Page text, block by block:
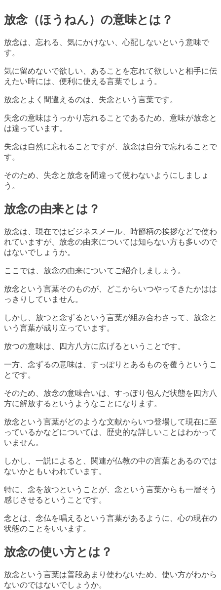
放念（ほうねん）の意味とは？
放念は、忘れる、気にかけない、心配しないという意味で
す。
気に留めないで欲しい、あることを忘れて欲しいと相手に伝
えたい時には、便利に使える言葉でしょう。
放念とよく間違えるのは、失念という言葉です。
失念の意味はうっかり忘れることであるため、意味が放念と
は違っています。
失念は自然に忘れることですが、放念は自分で忘れることで
す。
そのため、失念と放念を間違って使わないようにしましょ
う。
放念の由来とは？
放念は、現在ではビジネスメール、時節柄の挨拶などで使わ
れていますが、放念の由来については知らない方も多いので
はないでしょうか。
ここでは、放念の由来についてご紹介しましょう。
放念という言葉そのものが、どこからいつやってきたかはは
っきりしていません。
しかし、放つと念ずるという言葉が組み合わさって、放念と
いう言葉が成り立っています。
放つの意味は、四方八方に広げるということです。
一方、念ずるの意味は、すっぽりとあるものを覆うというこ
とです。
そのため、放念の意味合いは、すっぽり包んだ状態を四方八
方に解放するというようなことになります。
放念という言葉がどのような文献からいつ登場して現在に至
っているかなどについては、歴史的な詳しいことはわかって
いません。
しかし、一説によると、関連が仏教の中の言葉とあるのでは
ないかともいわれています。
特に、念を放つということが、念という言葉からも一層そう
感じさせるということです。
念とは、念仏を唱えるという言葉があるように、心の現在の
状態のことをいいます。
放念の使い方とは？
放念という言葉は普段あまり使わないため、使い方がわから
ないのではないでしょうか。